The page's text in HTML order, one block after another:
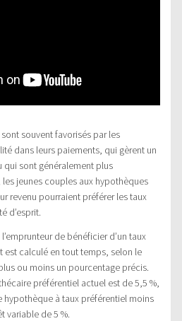
souvent favorisés par les
dans leurs paiements, qui gèrent un
qui sont généralement plus
jeunes couples aux hypothèques
revenu pourraient préférer les taux
d’esprit.
de bénéficier d’un taux
est calculé en tout temps, selon le
ou moins un pourcentage précis.
préférentiel actuel est de 5,5 %,
hypothèque à taux préférentiel moins
variable de 5 %.